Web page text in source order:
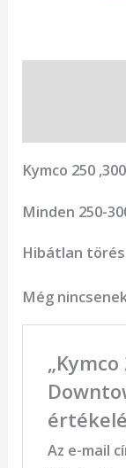
Kymco 250
Minden 250-
Hibátlan
Még
Az e-mail